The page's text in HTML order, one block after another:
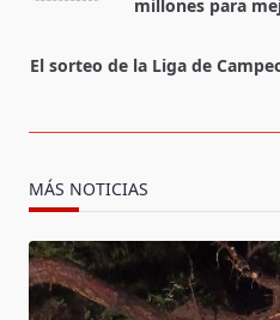
screen-
text">Page</span>
millones para
El sorteo de la Liga de
MÁS NOTICIAS